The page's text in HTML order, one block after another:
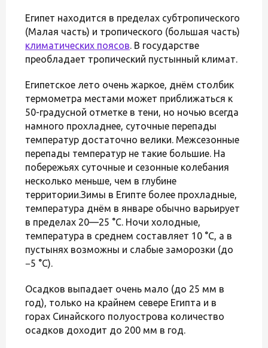
Египет находится в пределах субтропического
(Малая часть) и тропического (большая часть)
климатических поясов. В государстве
преобладает тропический пустынный климат.
Египетское лето очень жаркое, днём столбик
термометра местами может приближаться к
50-градусной отметке в тени, но ночью всегда
намного прохладнее, суточные перепады
температур достаточно велики. Межсезонные
перепады температур не такие большие. На
побережьях суточные и сезонные колебания
несколько меньше, чем в глубине
территории.Зимы в Египте более прохладные,
температура днём в январе обычно варьирует
в пределах 20—25 °C. Ночи холодные,
температура в среднем составляет 10 °C, а в
пустынях возможны и слабые заморозки (до
−5 °C).
Осадков выпадает очень мало (до 25 мм в
год), только на крайнем севере Египта и в
горах Синайского полуострова количество
осадков доходит до 200 мм в год.